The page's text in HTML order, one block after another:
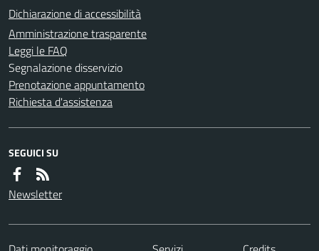
Dichiarazione di accessibilità
Amministrazione trasparente
Leggi le FAQ
Segnalazione disservizio
Prenotazione appuntamento
Richiesta d'assistenza
SEGUICI SU
Newsletter